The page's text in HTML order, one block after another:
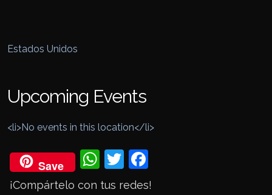
Estados Unidos
Upcoming Events
<li>No events in this location</li>
Save
Wh
ats
Twi
tter
eb
¡Compártelo con tus redes!